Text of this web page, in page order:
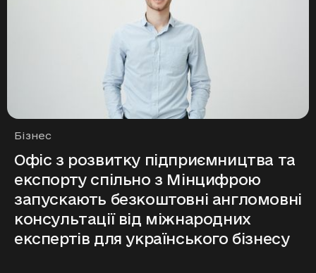
Рубрики
Бізнес
Офіс з розвитку підприємництва та
експорту спільно з Мінцифрою
запускають безкоштовні англомовні
консультації від міжнародних
експертів для українського бізнесу